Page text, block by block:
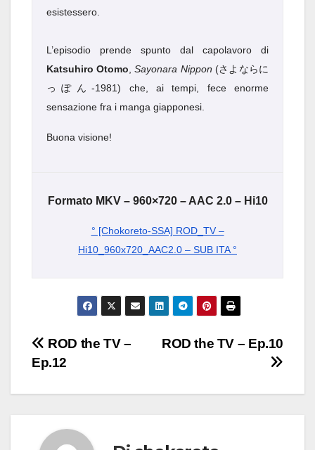
esistessero.
L’episodio prende spunto dal capolavoro di
Katsuhiro Otomo,Sayonara Nippon (さよならに
っぽん-1981) che, ai tempi, fece enorme
sensazione fra i manga giapponesi.
Buona visione!
Formato MKV – 960×720 – AAC 2.0 – Hi10
° [Chokoreto-SSA] ROD_TV –
Hi10_960x720_AAC2.0 – SUB ITA °
Navigazione
articoli
ROD the TV – Ep.10
ROD the TV –
Ep.12